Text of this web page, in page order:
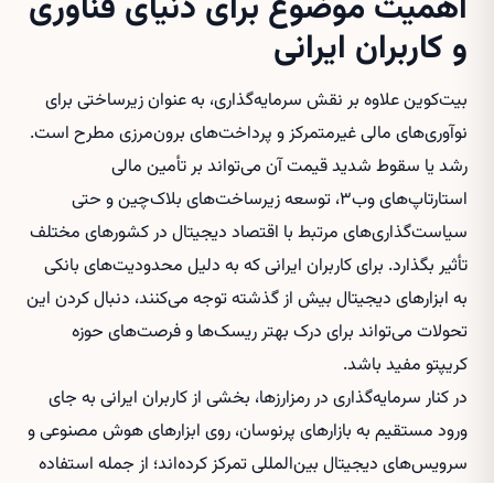
و کاربران ایرانی
بیت‌کوین علاوه بر نقش سرمایه‌گذاری، به عنوان زیرساختی برای
نوآوری‌های مالی غیرمتمرکز و پرداخت‌های برون‌مرزی مطرح است.
رشد یا سقوط شدید قیمت آن می‌تواند بر تأمین مالی
استارتاپ‌های وب۳، توسعه زیرساخت‌های بلاک‌چین و حتی
سیاست‌گذاری‌های مرتبط با اقتصاد دیجیتال در کشورهای مختلف
تأثیر بگذارد. برای کاربران ایرانی که به دلیل محدودیت‌های بانکی
به ابزارهای دیجیتال بیش از گذشته توجه می‌کنند، دنبال کردن این
تحولات می‌تواند برای درک بهتر ریسک‌ها و فرصت‌های حوزه
کریپتو مفید باشد.
در کنار سرمایه‌گذاری در رمزارزها، بخشی از کاربران ایرانی به جای
ورود مستقیم به بازارهای پرنوسان، روی ابزارهای هوش مصنوعی و
سرویس‌های دیجیتال بین‌المللی تمرکز کرده‌اند؛ از جمله استفاده